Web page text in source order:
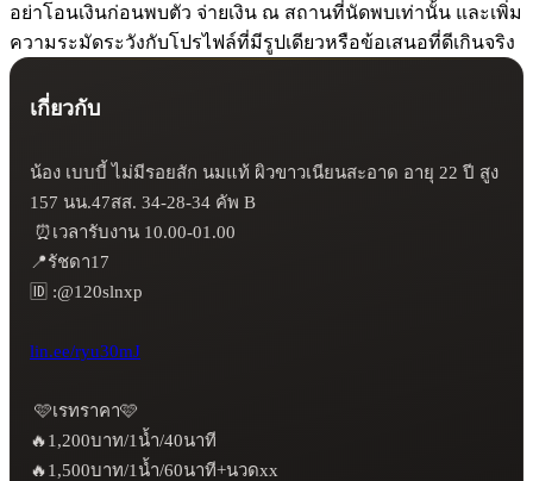
อย่าโอนเงินก่อนพบตัว จ่ายเงิน ณ สถานที่นัดพบเท่านั้น และเพิ่ม
ความระมัดระวังกับโปรไฟล์ที่มีรูปเดียวหรือข้อเสนอที่ดีเกินจริง
เกี่ยวกับ
น้อง เบบบี้ ไม่มีรอยสัก นมแท้ ผิวขาวเนียนสะอาด อายุ 22 ปี สูง
157 นน.47สส. 34-28-34 คัพ B
📍รัชดา17
🆔 :@120slnxp
lin.ee/ryu30mJ
🔥1,200บาท/1น้ำ/40นาที
🔥1,500บาท/1น้ำ/60นาที+นวดxx